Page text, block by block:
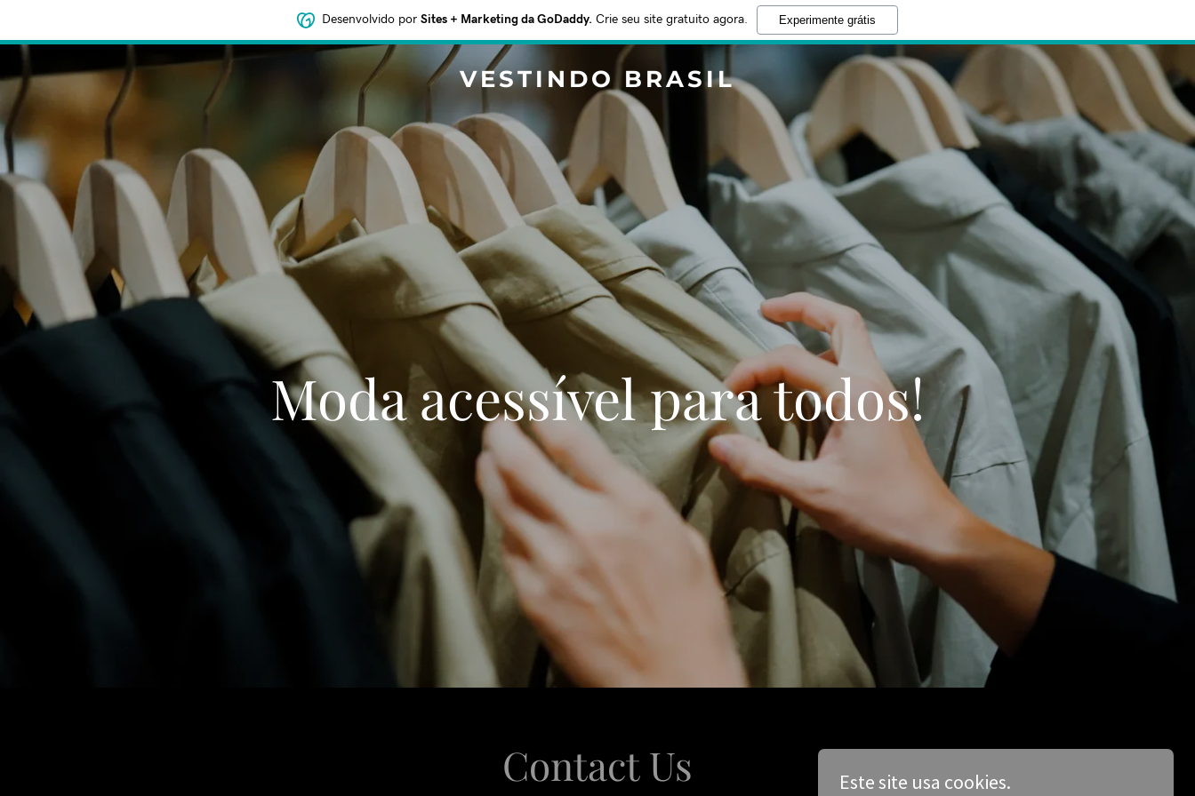
Desenvolvido por Sites + Marketing da GoDaddy. Crie seu site gratuito agora. Experimente grátis
VESTINDO BRASIL
Moda acessível para todos!
Contact Us Este site usa cookies.